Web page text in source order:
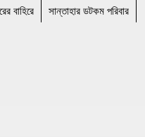
বাহিরে সান্তাহার ডটকম পরিবার